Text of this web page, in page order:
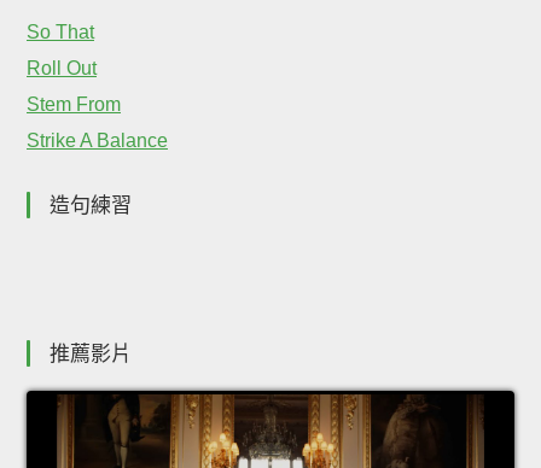
So That
Roll Out
Stem From
Strike A Balance
造句練習
推薦影片